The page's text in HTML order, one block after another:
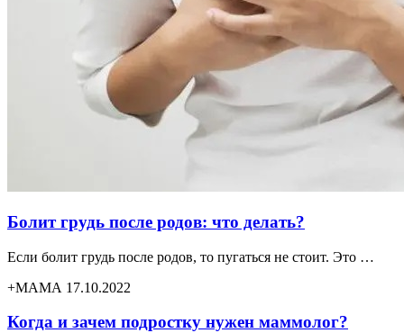
Болит грудь после родов: что делать?
Если болит грудь после родов, то пугаться не стоит. Это …
+МАМА 17.10.2022
Когда и зачем подростку нужен маммолог?